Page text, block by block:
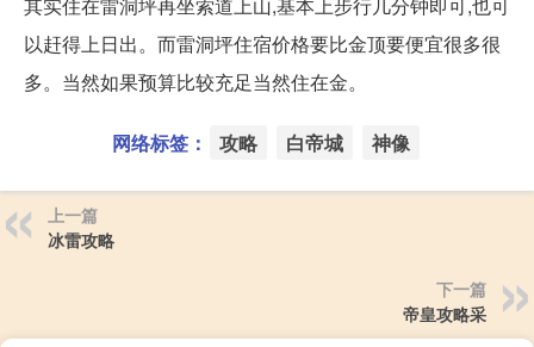
以赶得上日出。而雷洞坪住宿价格要比金顶要便宜很多很
多。当然如果预算比较充足当然住在金。
网络标签： 攻略 白帝城 神像
上一篇
冰雷攻略
下一篇
帝皇攻略采